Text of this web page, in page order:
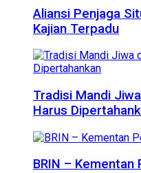
Aliansi Penjaga
Kajian Terpadu
Tradisi Mandi
Harus
BRIN –